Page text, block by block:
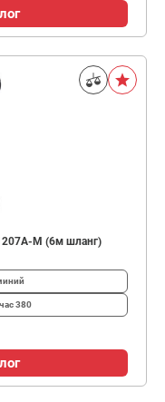
M (6м шланг)
380